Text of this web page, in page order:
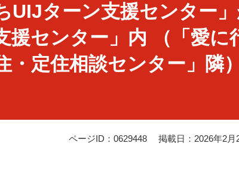
UIJターン支援センター
援センター」内 （「愛に
・定住相談センター」隣
ページID：0629448 掲載日：2026年2月